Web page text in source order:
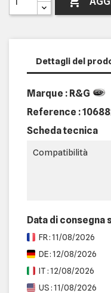
Dettagli del
Marque : R&G
Reference :
Scheda tecnica
Compatibilità
Data di consegna
FR : 11/08/2026
DE : 12/08/2026
IT : 12/08/2026
US : 11/08/2026